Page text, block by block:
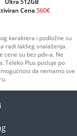
Ultra 512GB
Cena 560€
karaktera i podložne su
radi lakšeg snalaženja.
cene su bez pdv-a. Ne
Teleko Plus posluje po
da nemamo sve